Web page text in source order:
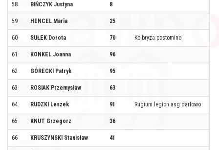
58 BIŃCZYK Justyna 8
59 HENCEL Maria 25
60 SUŁEK Dorota 70 Kb bryza postomino
61 KONKEL Joanna 96
62 GÓRECKI Patryk 95
63 ROSIAK Przemysław 63
64 RUDZKI Leszek 91 Rugium legion asg darłowo
65 KNUT Grzegorz 36
66 KRUSZYNSKI Stanisław 41